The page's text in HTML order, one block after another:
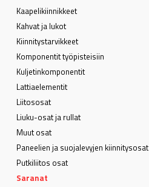
Kaapeli­kiinnikkeet
Kahvat ja lukot
Kiinnitystarvikkeet
Komponentit työpisteisiin
Kuljetin­komponentit
Lattia­elementit
Liitososat
Liuku-osat ja rullat
Muut osat
Paneelien ja suojalevyjen kiinnitysosat
Putkiliitos osat
Saranat